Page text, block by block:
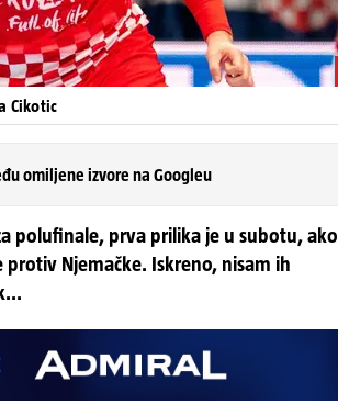
Cikotic
omiljene izvore na Googleu
polufinale, prva prilika je u subotu, ako
Njemačke. Iskreno, nisam ih